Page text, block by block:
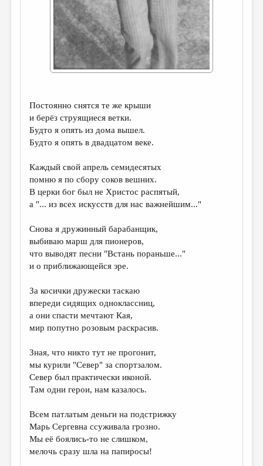
ОБЗОР ЛИТЕРАТУРЫ
СТРАНИЦЫ ПАМЯТИ
ОБЪЯВЛЕНИЯ
РЕДКОЛЛЕГИЯ
ОТ РЕДАКЦИИ
МАЛАЯ ПРОЗА
ЭССЕИСТИКА
ЛИТЕРАТУРОВЕДЕНИЕ
КУЛЬТУРОВЕДЕНИЕ
ПУБЛИЦИСТИКА
РЕЦЕНЗИРОВАНИЕ
ЦИКЛЫ ПУБЛИКАЦИЙ
ТРЕДИАКОВСКИЙ
МЕДИА
ВКОНТАКТЕ
Постоянно снятся те же крыши
и берёз струящиеся ветки.
Будто я опять из дома вышел.
Будто я опять в двадцатом веке.
Каждый свой апрель семидесятых
помню я по сбору соков вешних.
В церки бог был не Христос распятый,
а "... из всех искусств для нас важнейшим..."
Снова я дружинный барабанщик,
выбиваю марш для пионеров,
что выводят песни "Встань пораньше..."
и о приближающейся эре.
За косички дружески таскаю
впереди сидящих одноклассниц,
а они спасти мечтают Кая,
мир попутно розовым раскрасив.
Зная, что никто тут не прогонит,
мы курили "Север" за спортзалом.
Север был практически иконой.
Там одни герои, нам казалось.
Всем патлатым деньги на подстрижку
Марь Сергевна ссуживала грозно.
Мы её боялись-то не слишком,
мелочь сразу шла на папиросы!